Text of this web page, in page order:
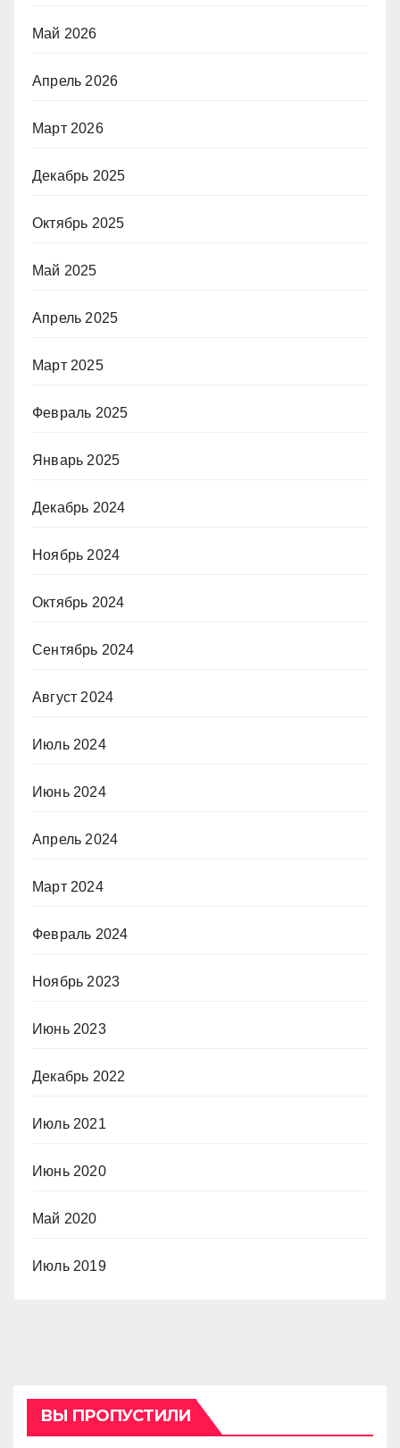
Май 2026
Апрель 2026
Март 2026
Декабрь 2025
Октябрь 2025
Май 2025
Апрель 2025
Март 2025
Февраль 2025
Январь 2025
Декабрь 2024
Ноябрь 2024
Октябрь 2024
Сентябрь 2024
Август 2024
Июль 2024
Июнь 2024
Апрель 2024
Март 2024
Февраль 2024
Ноябрь 2023
Июнь 2023
Декабрь 2022
Июль 2021
Июнь 2020
Май 2020
Июль 2019
ВЫ ПРОПУСТИЛИ